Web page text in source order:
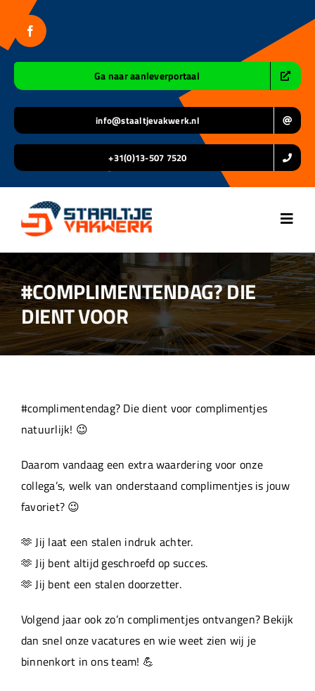
inhoud
Ga naar aanleverportaal
info@staaltjevakwerk.nl
+31(0)13-507 7520
Home
Over ons
Projecten
#COMPLIMENTENDAG? DIE
DIENT VOOR
#complimentendag? Die dient voor complimentjes
natuurlijk! 😉
Daarom vandaag een extra waardering voor onze
collega’s, welk van onderstaand complimentjes is jouw
favoriet? 😉
🫶 Jij laat een stalen indruk achter.
🫶 Jij bent altijd geschroefd op succes.
🫶 Jij bent een stalen doorzetter.
Volgend jaar ook zo’n complimentjes ontvangen? Bekijk
dan snel onze vacatures en wie weet zien wij je
binnenkort in ons team! 💪